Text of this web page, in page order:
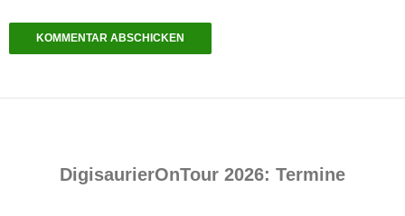
DigisaurierOnTour 2026: Termine